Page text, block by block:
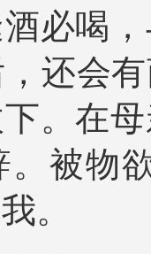
必喝
还会
。在
。被物
。